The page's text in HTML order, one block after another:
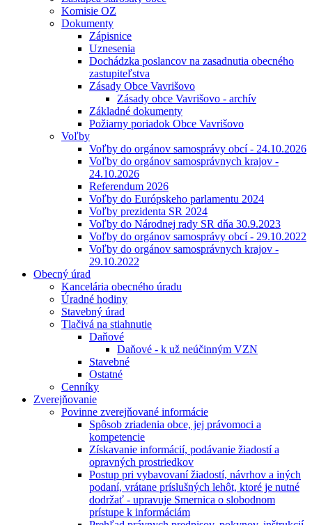
Komisie OZ
Dokumenty
Zápisnice
Uznesenia
Dochádzka poslancov na zasadnutia obecného
zastupiteľstva
Zásady Obce Vavrišovo
Zásady obce Vavrišovo - archív
Základné dokumenty
Požiarny poriadok Obce Vavrišovo
Voľby
Voľby do orgánov samosprávy obcí - 24.10.2026
Voľby do orgánov samosprávnych krajov -
24.10.2026
Referendum 2026
Voľby do Európskeho parlamentu 2024
Voľby prezidenta SR 2024
Voľby do Národnej rady SR dňa 30.9.2023
Voľby do orgánov samosprávy obcí - 29.10.2022
Voľby do orgánov samosprávnych krajov -
29.10.2022
Obecný úrad
Kancelária obecného úradu
Úradné hodiny
Stavebný úrad
Tlačivá na stiahnutie
Daňové
Daňové - k už neúčinným VZN
Stavebné
Ostatné
Cenníky
Zverejňovanie
Povinne zverejňované informácie
Spôsob zriadenia obce, jej právomoci a
kompetencie
Získavanie informácií, podávanie žiadostí a
opravných prostriedkov
Postup pri vybavovaní žiadostí, návrhov a iných
podaní, vrátane príslušných lehôt, ktoré je nutné
dodržať - upravuje Smernica o slobodnom
prístupe k informáciám